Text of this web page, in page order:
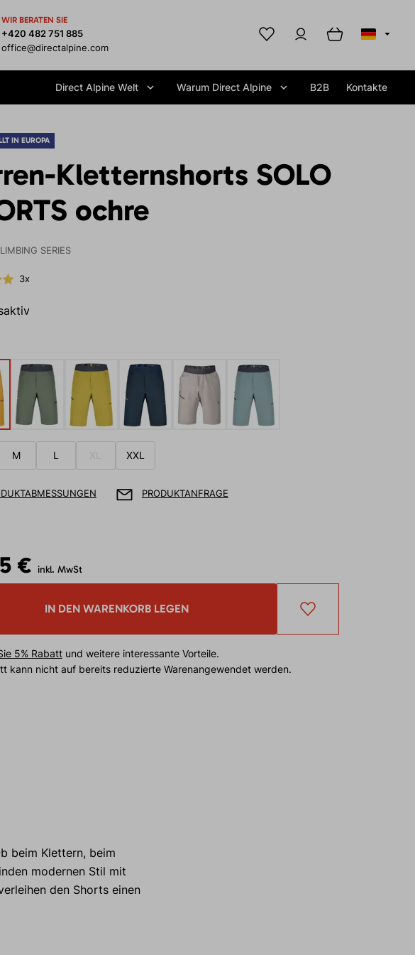
WIR BERATEN SIE
+420 482 751 885
office@directalpine.com
Direct Alpine Welt Warum Direct Alpine B2B Kontakte
IN EUROPA
Kletternshorts SOLO
ochre
SERIES
3x
M L XL XXL
PRODUKTANFRAGE
€ inkl. MwSt
IN DEN WARENKORB LEGEN
5% Rabattund weitere interessante Vorteile.
kann nicht auf bereits reduzierte Warenangewendet werden.
beim Klettern, beim
modernen Stil mit
den Shorts einen